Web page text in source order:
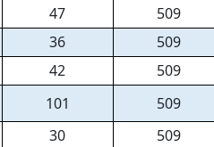
47 509
36 509
42 509
101 509
30 509